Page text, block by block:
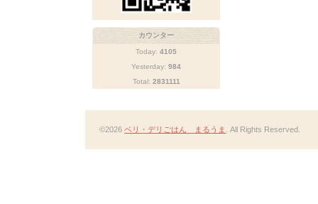
カウンター
Today: 4105
Yesterday: 984
Total: 2831111
©2026 ベリ・デリごはん まるうま . All Rights Reserved.